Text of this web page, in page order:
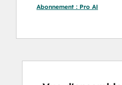
Abonnement : Pro AI